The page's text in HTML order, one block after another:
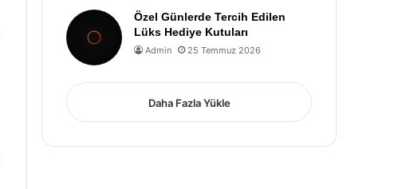
Özel Günlerde Tercih Edilen
Lüks Hediye Kutuları
Admin 25 Temmuz 2026
Daha Fazla Yükle